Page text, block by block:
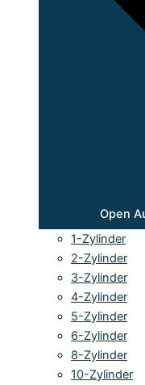
Open
1-Zylinder
2-Zylinder
3-Zylinder
4-Zylinder
5-Zylinder
6-Zylinder
8-Zylinder
10-Zylinder